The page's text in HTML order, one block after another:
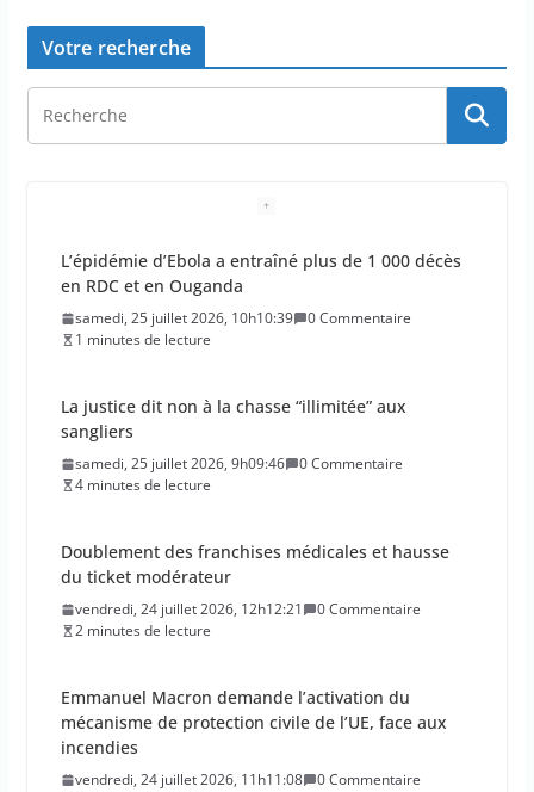
Votre recherche
La justice dit non à la chasse “illimitée” aux
sangliers
samedi, 25 juillet 2026, 9h09:46
0 Commentaire
4 minutes de lecture
Doublement des franchises médicales et hausse
du ticket modérateur
vendredi, 24 juillet 2026, 12h12:21
0 Commentaire
2 minutes de lecture
Emmanuel Macron demande l’activation du
mécanisme de protection civile de l’UE, face aux
incendies
vendredi, 24 juillet 2026, 11h11:08
La Haute Autorité de santé veut rendre obligatoire
la vaccination contre la grippe pour tous les
professionnels de santé